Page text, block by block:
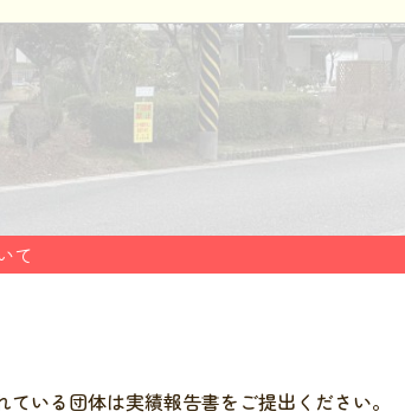
て
いる団体は実績報告書をご提出ください。